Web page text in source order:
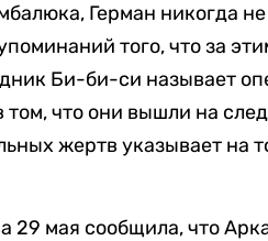
Герман никогда
того, что за
Би-би-си называет
том, что они вышли на
жертв указывает на
29 мая сообщила, что